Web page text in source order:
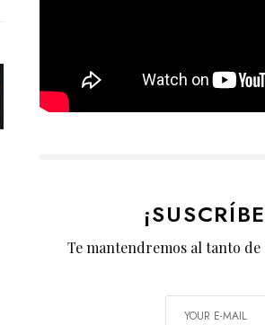
Te mantendremos al tanto de